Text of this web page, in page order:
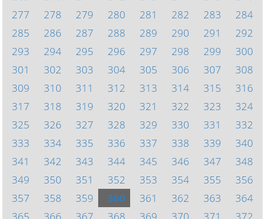
277
278 279 280 281 282 283
284
285
286 287 288 289 290 291
292
293
294 295 296 297 298 299
300
301
302 303 304 305 306 307
308
309
310 311 312 313 314 315
316
317
318 319 320 321 322 323
324
325
326 327 328 329 330 331
332
333
334 335 336 337 338 339
340
341
342 343 344 345 346 347
348
349
350 351 352 353 354 355
356
357
358 359 360 361 362 363
364